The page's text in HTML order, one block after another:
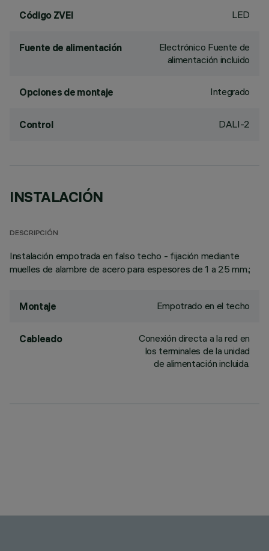
Código ZVEI LED
Fuente de alimentación
Electrónico Fuente de
alimentación incluido
Opciones de montaje Integrado
Control DALI-2
INSTALACIÓN
DESCRIPCIÓN
Instalación empotrada en falso techo - fijación mediante
muelles de alambre de acero para espesores de 1 a 25 mm.;
Montaje Empotrado en el techo
Cableado
Conexión directa a la red en
los terminales de la unidad
de alimentación incluida.